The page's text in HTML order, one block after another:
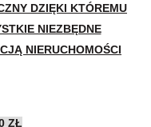
DZIĘKI KTÓREMU
NIEZBĘDNE
NIERUCHOMOŚCI
ZŁ